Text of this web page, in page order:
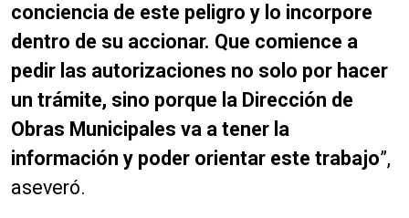
conciencia de este peligro y lo incorpore
dentro de su accionar. Que comience a
pedir las autorizaciones no solo por hacer
un trámite, sino porque la Dirección de
Obras Municipales va a tener la
información y poder orientar este trabajo”,
aseveró.